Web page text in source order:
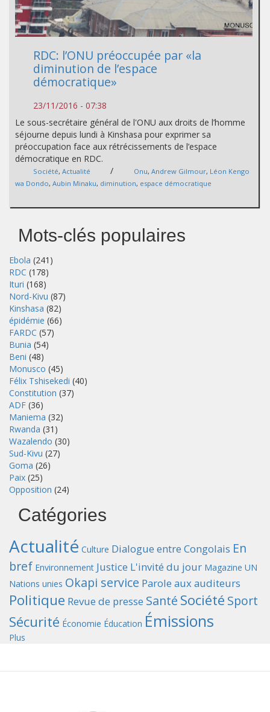
RDC: l’ONU préoccupée par «la
diminution de l’espace
démocratique»
23/11/2016 - 07:38
Le sous-secrétaire général de l'ONU aux droits de l’homme
séjourne depuis lundi à Kinshasa pour exprimer sa
préoccupation face aux rétrécissements de l’espace
démocratique en RDC.
Société, Actualité / Onu, Andrew Gilmour, Léon Kengo
wa Dondo, Aubin Minaku, diminution, espace démocratique
Mots-clés populaires
Ebola (241)
RDC (178)
Ituri (168)
Nord-Kivu (87)
Kinshasa (82)
épidémie (66)
FARDC (57)
Bunia (54)
Beni (48)
Monusco (45)
Félix Tshisekedi (40)
Constitution (37)
ADF (36)
Maniema (32)
Rwanda (31)
Wazalendo (30)
Sud-Kivu (27)
Goma (26)
Paix (25)
Opposition (24)
Catégories
Actualité Culture Dialogue entre Congolais En
bref Environnement Justice L'invité du jour Magazine UN
Nations unies Okapi service Parole aux auditeurs
Politique Revue de presse Santé Société Sport
Sécurité Économie Éducation Émissions
Plus